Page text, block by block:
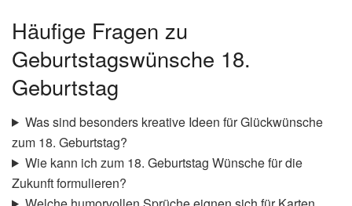
Häufige Fragen zu
Geburtstagswünsche 18.
Geburtstag
Was sind besonders kreative Ideen für Glückwünsche
zum 18. Geburtstag?
Wie kann ich zum 18. Geburtstag Wünsche für die
Zukunft formulieren?